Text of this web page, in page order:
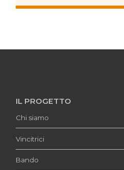
IL PROGETTO
Chi siamo
Vincitrici
Bando